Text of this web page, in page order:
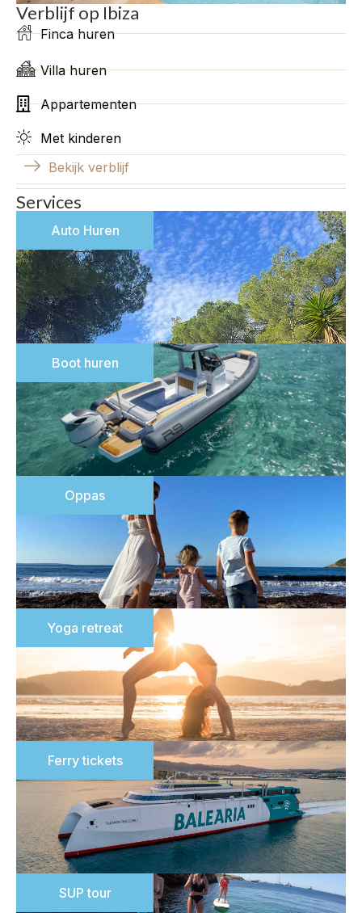
Verblijf op Ibiza
Finca huren
Villa huren
Appartementen
Met kinderen
Bekijk verblijf
Services
Auto Huren
Boot huren
Oppas
Yoga retreat
Ferry tickets
SUP tour